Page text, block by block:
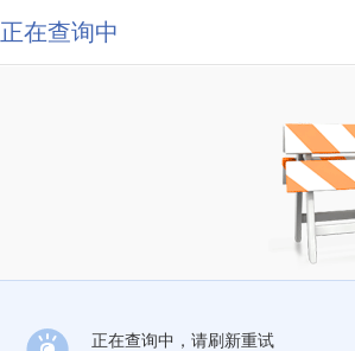
正在查询中
正在查询中，请刷新重试